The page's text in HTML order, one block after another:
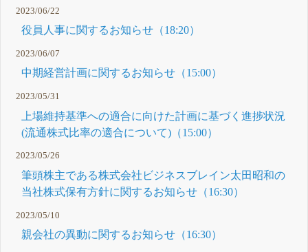
2023/06/22
役員人事に関するお知らせ（18:20）
2023/06/07
中期経営計画に関するお知らせ（15:00）
2023/05/31
上場維持基準への適合に向けた計画に基づく進捗状況
(流通株式比率の適合について)（15:00）
2023/05/26
筆頭株主である株式会社ビジネスブレイン太田昭和の
当社株式保有方針に関するお知らせ（16:30）
2023/05/10
親会社の異動に関するお知らせ（16:30）